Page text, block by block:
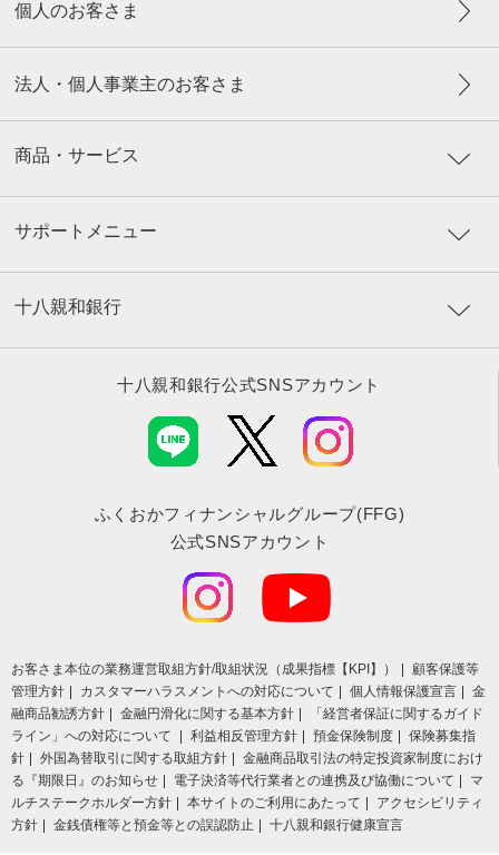
個人のお客さま
法人・個人事業主のお客さま
商品・サービス
サポートメニュー
十八親和銀行
十八親和銀行公式SNSアカウント
ふくおかフィナンシャルグループ(FFG)
公式SNSアカウント
お客さま本位の業務運営取組⽅針/取組状況（成果指標【KPI】）
顧客保護等
管理方針
カスタマーハラスメントへの対応について 個人情報保護宣言
金
融商品勧誘方針
金融円滑化に関する基本方針
「経営者保証に関するガイド
ライン」への対応について
利益相反管理方針 預金保険制度
保険募集指
針
外国為替取引に関する取組方針
金融商品取引法の特定投資家制度におけ
る『期限日』のお知らせ
電子決済等代行業者との連携及び協働について
マ
ルチステークホルダー方針
本サイトのご利用にあたって
アクセシビリティ
方針
金銭債権等と預金等との誤認防止 十八親和銀行健康宣言